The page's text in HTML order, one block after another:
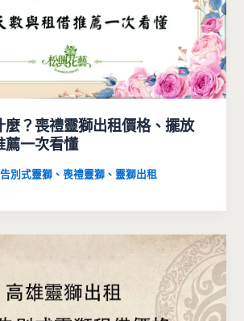
麼？喪禮靈獅出租價格、擺放
薦一次看懂
告別式靈獅、喪禮靈獅、靈獅出租